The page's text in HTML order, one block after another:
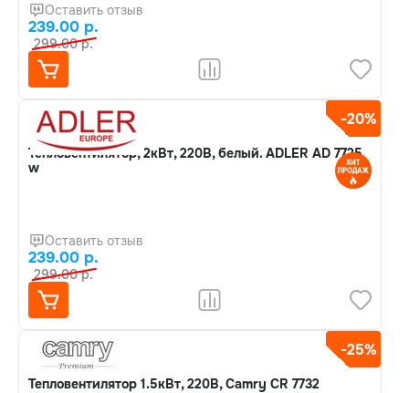
Оставить отзыв
239.00 р.
299.00 р.
-20%
Тепловентилятор, 2кВт, 220В, белый. ADLER AD 7725
w
Оставить отзыв
239.00 р.
299.00 р.
-25%
Тепловентилятор 1.5кВт, 220В, Camry CR 7732